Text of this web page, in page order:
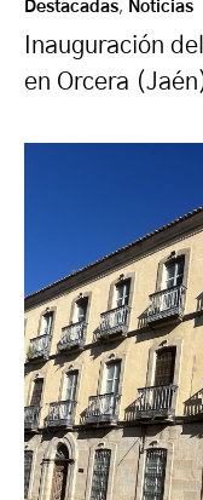
Destacadas, Noticias
Inauguración
en Orcera